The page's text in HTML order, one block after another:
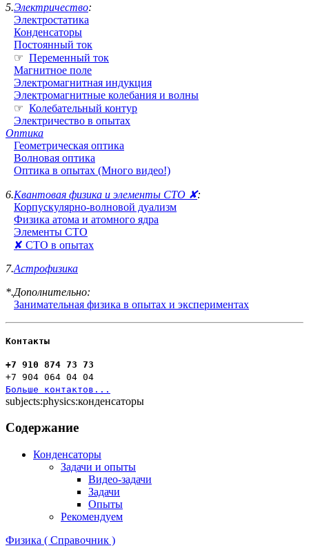
5.Электричество:
Электростатика
Конденсаторы
Постоянный ток
☞ Переменный ток
Магнитное поле
Электромагнитная индукция
Электромагнитные колебания и волны
☞ Колебательный контур
Электричество в опытах
Оптика
Геометрическая оптика
Волновая оптика
Оптика в опытах (Много видео!)
6.Квантовая физика и элементы СТО ✘:
Корпускулярно-волновой дуализм
Физика атома и атомного ядра
Элементы СТО
✘ СТО в опытах
7.Астрофизика
*.Дополнительно:
Занимательная физика в опытах и экспериментах
Контакты
+7 910 874 73 73
+7 904 064 04 04
Больше контактов...
subjects:physics:конденсаторы
Содержание
Конденсаторы
Задачи и опыты
Видео-задачи
Задачи
Опыты
Рекомендуем
Физика ( Справочник )